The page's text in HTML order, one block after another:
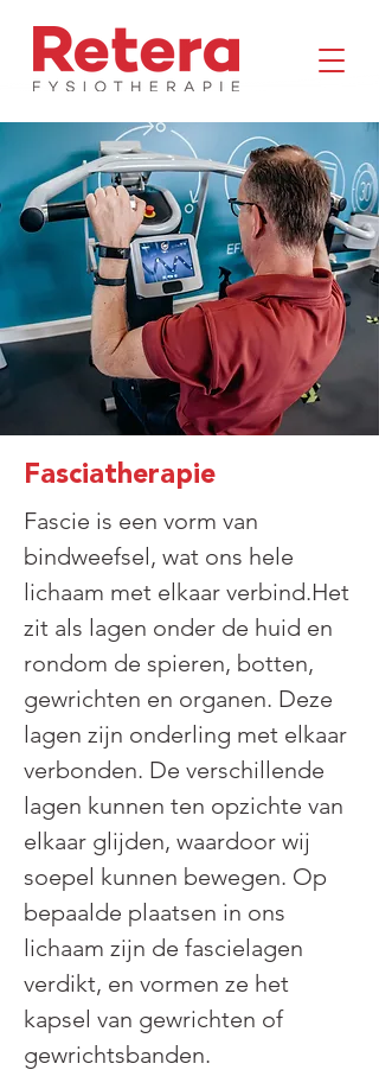
Fasciatherapie
Fascie is een vorm van
bindweefsel, wat ons hele
lichaam met elkaar verbind.Het
zit als lagen onder de huid en
rondom de spieren, botten,
gewrichten en organen. Deze
lagen zijn onderling met elkaar
verbonden. De verschillende
lagen kunnen ten opzichte van
elkaar glijden, waardoor wij
soepel kunnen bewegen. Op
bepaalde plaatsen in ons
lichaam zijn de fascielagen
verdikt, en vormen ze het
kapsel van gewrichten of
gewrichtsbanden.